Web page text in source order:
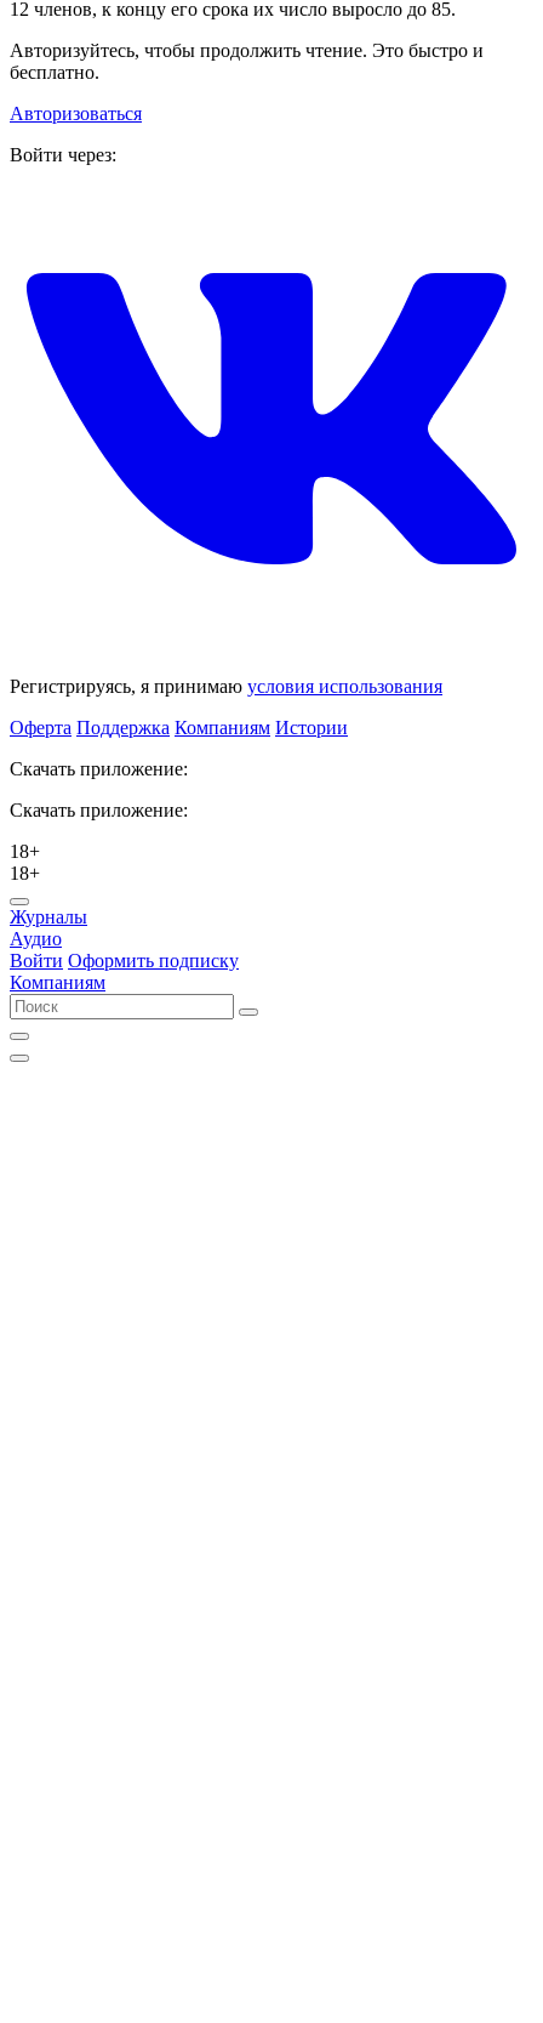
12 членов, к концу его срока их число выросло до 85.
Авторизуйтесь, чтобы продолжить чтение. Это быстро и
бесплатно.
Авторизоваться
Войти через:
Регистрируясь, я принимаю условия использования
Оферта Поддержка Компаниям Истории
Скачать приложение:
Скачать приложение:
18+
18+
Журналы
Аудио
Войти Оформить подписку
Компаниям